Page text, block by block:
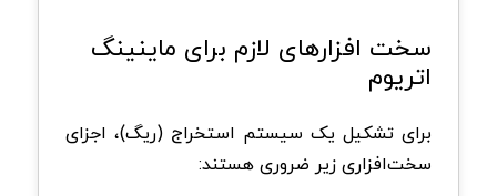
سخت افزارهای لازم برای ماینینگ
اتریوم
برای تشکیل یک سیستم استخراج (ریگ)، اجزای
سخت‌افزاری زیر ضروری هستند: